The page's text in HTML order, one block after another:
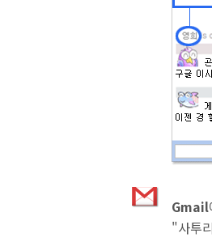
Gmail
"사투